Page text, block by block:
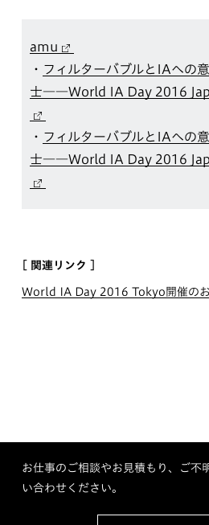
amu
・ フィルターバブルとIAへ
士――World IA Day 2016
・ フィルターバブルとIAへ
士――World IA Day 2016
[ 関連リンク ]
World IA Day 2016 Tokyo開催の
お仕事のご相談やお見積もり、ご不
い合わせください。